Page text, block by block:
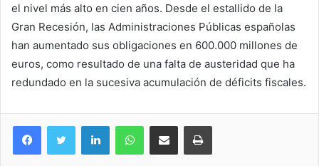
el nivel más alto en cien años. Desde el estallido de la
Gran Recesión, las Administraciones Públicas españolas
han aumentado sus obligaciones en 600.000 millones de
euros, como resultado de una falta de austeridad que ha
redundado en la sucesiva acumulación de déficits fiscales.
FacebookTwitter LinkedinWhatsApp
Partagez par mail Imprimez